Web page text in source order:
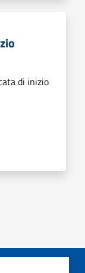
di inizio
»